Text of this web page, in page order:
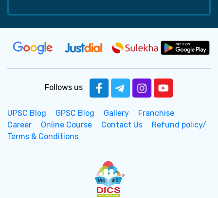
Follows us
UPSC Blog GPSC Blog Gallery
Franchise
Career
Online Course Contact Us
Refund policy/
Terms & Conditions